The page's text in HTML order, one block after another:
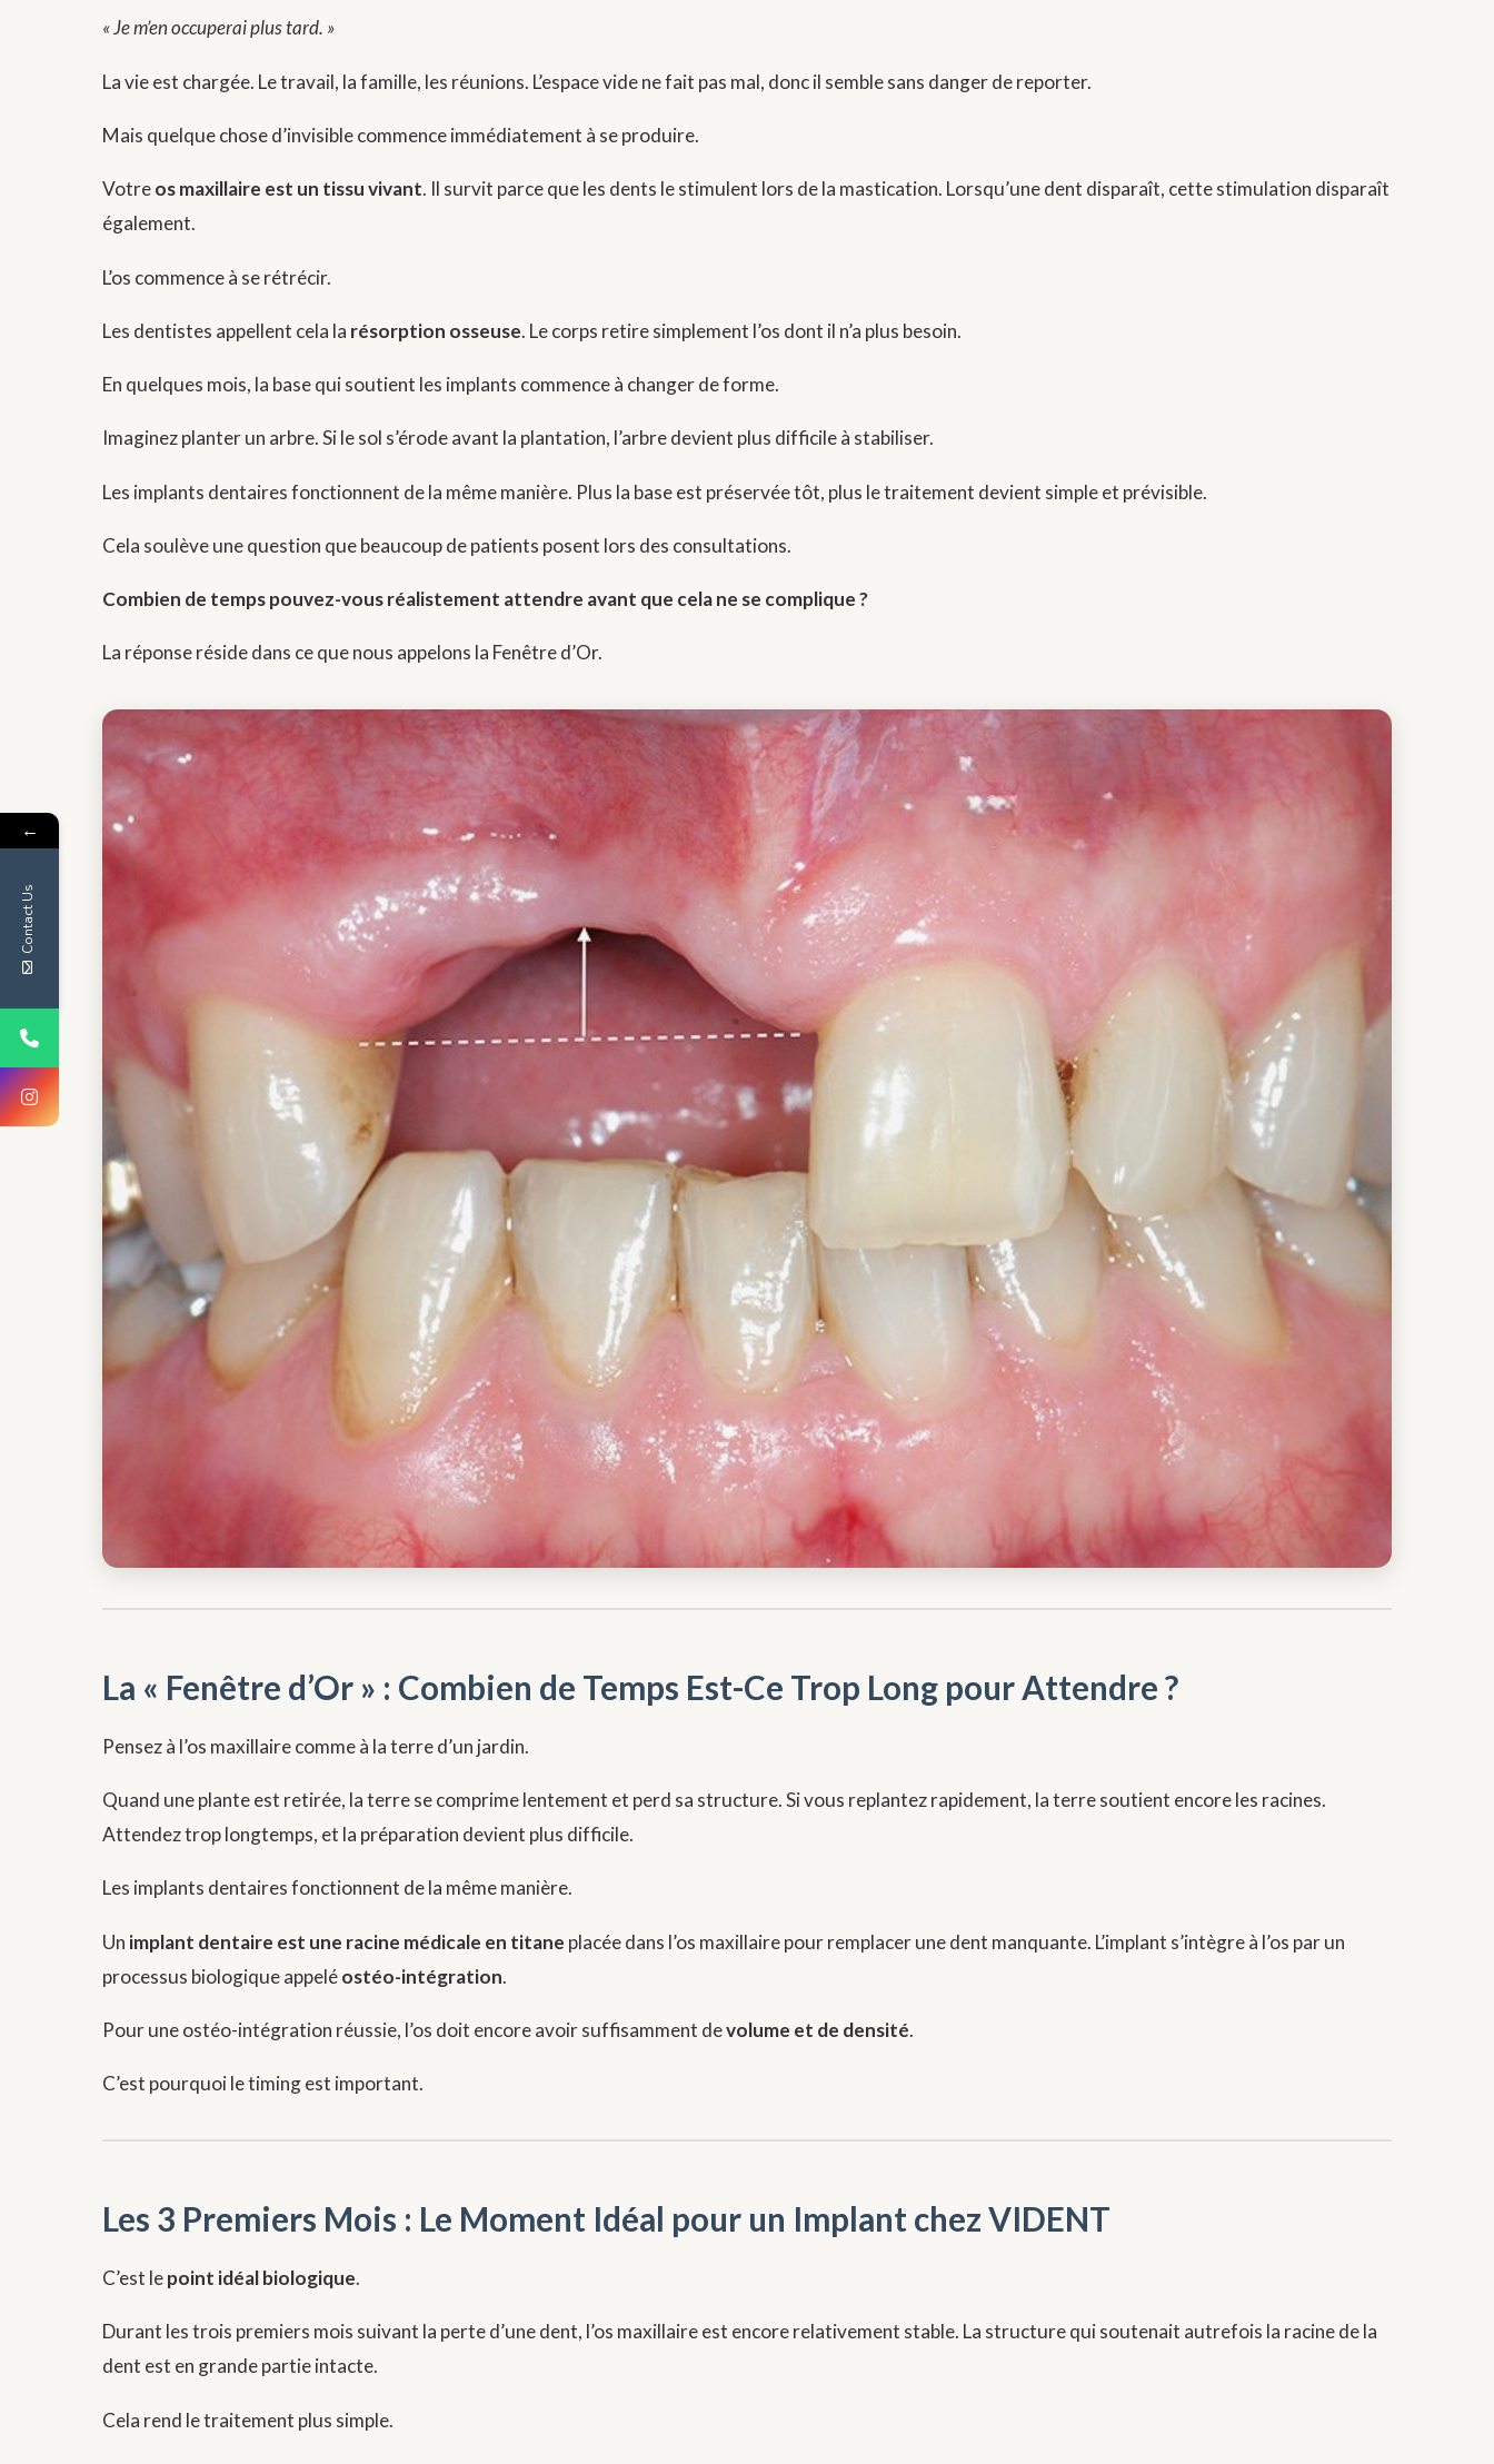
« Je m’en occuperai plus tard. »
La vie est chargée. Le travail, la famille, les réunions. L’espace vide ne fait pas mal, donc il semble sans danger de reporter.
Mais quelque chose d’invisible commence immédiatement à se produire.
Votreos maxillaire est un tissu vivant. Il survit parce que les dents le stimulent lors de la mastication. Lorsqu’une dent disparaît, cette stimulation disparaît
également.
L’os commence à se rétrécir.
Les dentistes appellent cela la résorption osseuse. Le corps retire simplement l’os dont il n’a plus besoin.
En quelques mois, la base qui soutient les implants commence à changer de forme.
Imaginez planter un arbre. Si le sol s’érode avant la plantation, l’arbre devient plus difficile à stabiliser.
Les implants dentaires fonctionnent de la même manière. Plus la base est préservée tôt, plus le traitement devient simple et prévisible.
Cela soulève une question que beaucoup de patients posent lors des consultations.
Combien de temps pouvez-vous réalistement attendre avant que cela ne se complique ?
La réponse réside dans ce que nous appelons la Fenêtre d’Or.
La « Fenêtre d’Or » : Combien de Temps Est-Ce Trop Long pour Attendre ?
Pensez à l’os maxillaire comme à la terre d’un jardin.
Quand une plante est retirée, la terre se comprime lentement et perd sa structure. Si vous replantez rapidement, la terre soutient encore les racines.
Attendez trop longtemps, et la préparation devient plus difficile.
Les implants dentaires fonctionnent de la même manière.
Un implant dentaire est une racine médicale en titane placée dans l’os maxillaire pour remplacer une dent manquante. L’implant s’intègre à l’os par un
processus biologique appeléostéo-intégration.
Pour une ostéo-intégration réussie, l’os doit encore avoir suffisamment devolume et de densité.
C’est pourquoi le timing est important.
Les 3 Premiers Mois : Le Moment Idéal pour un Implant chez VIDENT
C’est lepoint idéal biologique.
Durant les trois premiers mois suivant la perte d’une dent, l’os maxillaire est encore relativement stable. La structure qui soutenait autrefois la racine de la
dent est en grande partie intacte.
Cela rend le traitement plus simple.
←
Contact Us